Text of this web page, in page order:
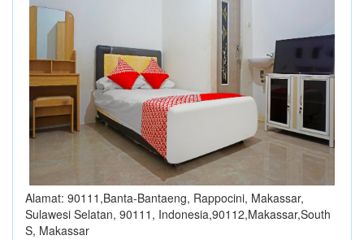
Alamat: 90111,Banta-Bantaeng, Rappocini, Makassar,
Sulawesi Selatan, 90111, Indonesia,90112,Makassar,South
S, Makassar